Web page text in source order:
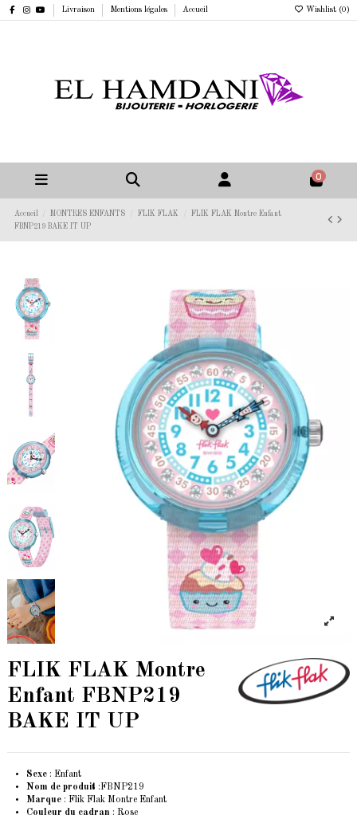
Livraison Mentions légales Accueil Wishlist (0 )
0
Accueil MONTRES ENFANTS FLIK FLAK
FLIK FLAK Montre Enfant
FBNP219 BAKE IT UP
FLIK FLAK Montre
Enfant FBNP219
BAKE IT UP
Sexe : Enfant
Nom de produit :FBNP219
Marque : Flik Flak Montre Enfant
Couleur du cadran : Rose